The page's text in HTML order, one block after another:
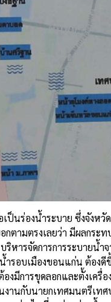
นร่องน้ำระบาย ซึ่งจังหวั
ตามตรงเลยว่า มีผลกร
หารจัดการการระบายน้
รอบเมืองขอนแก่น ต้อง
องมีการขุดลอกและตั้งเค
านกับนายกเทศมนตรีเทศ